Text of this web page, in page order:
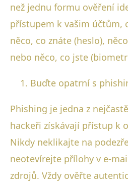
než jednu formu ověření
přístupem k vašim účtům,
něco, co znáte (heslo),
nebo něco, co jste
Buďte opatrní s
Phishing je jedna z
hackeři získávají přístup k
Nikdy neklikajte na
neotevírejte přílohy v e-
zdrojů. Vždy ověřte